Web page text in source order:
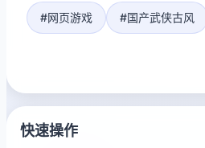
#网页游戏 #国产武侠古风
快速操作